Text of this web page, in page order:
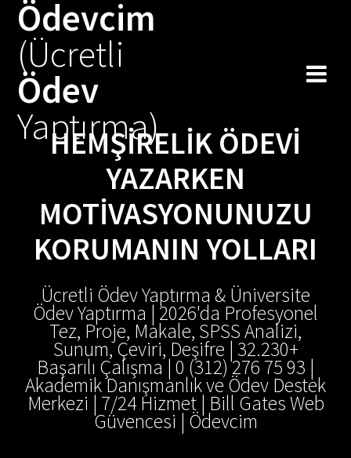
Ödevcim
(Ücretli
Ödev
Yaptırma)
HEMŞIRELIK ÖDEVI
YAZARKEN
MOTIVASYONUNUZU
KORUMANIN YOLLARI
Ücretli Ödev Yaptırma & Üniversite
Ödev Yaptırma | 2026'da Profesyonel
Tez, Proje, Makale, SPSS Analizi,
Sunum, Çeviri, Deşifre | 32.230+
Başarılı Çalışma | 0 (312) 276 75 93 |
Akademik Danışmanlık ve Ödev Destek
Merkezi | 7/24 Hizmet | Bill Gates Web
Güvencesi | Ödevcim